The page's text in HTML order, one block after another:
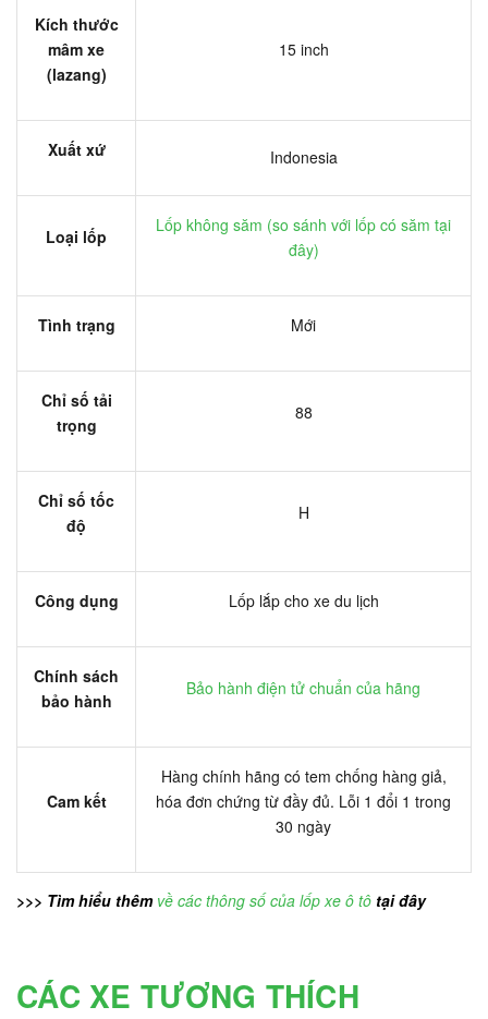
Kích thước
mâm xe
(lazang)
15 inch
Xuất xứ Indonesia
Loại lốp
Lốp không săm (so sánh với lốp có săm tại
đây)
Tình trạng Mới
Chỉ số tải
trọng
88
Chỉ số tốc
độ
H
Công dụng Lốp lắp cho xe du lịch
Chính sách
bảo hành
Bảo hành điện tử chuẩn của hãng
Cam kết
Hàng chính hãng có tem chống hàng giả,
hóa đơn chứng từ đầy đủ. Lỗi 1 đổi 1 trong
30 ngày
>>> Tìm hiểu thêm về các thông số của lốp xe ô tô tại đây
CÁC XE TƯƠNG THÍCH